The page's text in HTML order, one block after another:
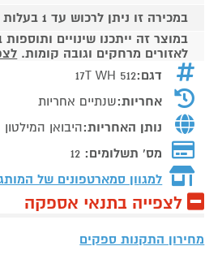
במכירה זו ניתן לרכוש עד 1 בעלות משלוח אחד
במוצר זה ייתכנו שינויים
לאזורים מרחקים וגובה קומות.
דגם:17T WH 512
אחריות:שנתיים אחריות
נותן האחריות:היבואן המילטון
מס' תשלומים: 12
למגוון סמארטפונים של
לצפייה בתנאי אספקה
מחירון התקנות ספקים